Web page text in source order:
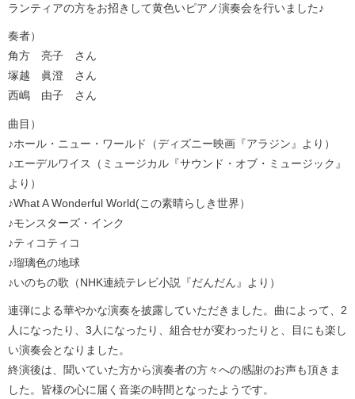
ランティアの方をお招きして黄色いピアノ演奏会を行いました♪
奏者）
角方 亮子 さん
塚越 眞澄 さん
西嶋 由子 さん
曲目）
♪ホール・ニュー・ワールド（ディズニー映画『アラジン』より）
♪エーデルワイス（ミュージカル『サウンド・オブ・ミュージック』
より）
♪What A Wonderful World(この素晴らしき世界）
♪モンスターズ・インク
♪ティコティコ
♪瑠璃色の地球
♪いのちの歌（NHK連続テレビ小説『だんだん』より）
連弾による華やかな演奏を披露していただきました。曲によって、2
人になったり、3人になったり、組合せが変わったりと、目にも楽し
い演奏会となりました。
終演後は、聞いていた方から演奏者の方々への感謝のお声も頂きま
した。皆様の心に届く音楽の時間となったようです。